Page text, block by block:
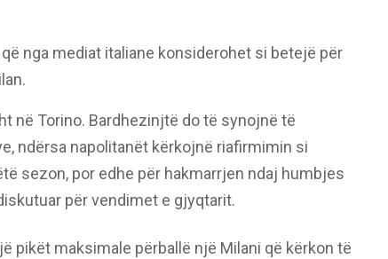
nga mediat italiane konsiderohet si betejë për
në Torino. Bardhezinjtë do të synojnë të
ndërsa napolitanët kërkojnë riafirmimin si
sezon, por edhe për hakmarrjen ndaj humbjes
për vendimet e gjyqtarit.
pikët maksimale përballë një Milani që kërkon të